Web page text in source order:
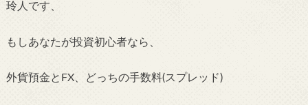
玲人です、
もしあなたが投資初心者なら、
外貨預金とFX、 どっちの手数料(スプレッド)